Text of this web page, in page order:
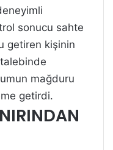
sonucu sahte
getiren kişinin
mağduru
getirdi.